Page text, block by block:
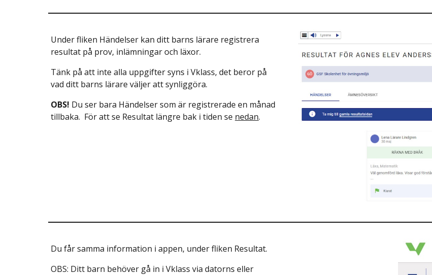
Under fliken Händelser kan ditt barns lärare registrera
resultat på prov, inlämningar och läxor.
Tänk på att inte alla uppgifter syns i Vklass, det beror på
vad ditt barns lärare väljer att synliggöra.
OBS! Du ser bara Händelser som är registrerade en månad
tillbaka. För att se Resultat längre bak i tiden se nedan.
Du får samma information i appen, under fliken Resultat.
OBS: Ditt barn behöver gå in i Vklass via datorns eller